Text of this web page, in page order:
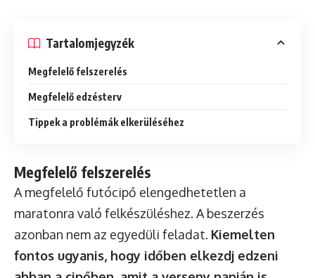
Tartalomjegyzék
Megfelelő felszerelés
Megfelelő edzésterv
Tippek a problémák elkerüléséhez
Megfelelő felszerelés
A megfelelő futócipő elengedhetetlen a
maratonra való felkészüléshez. A beszerzés
azonban nem az egyedüli feladat. Kiemelten
fontos ugyanis, hogy időben elkezdj edzeni